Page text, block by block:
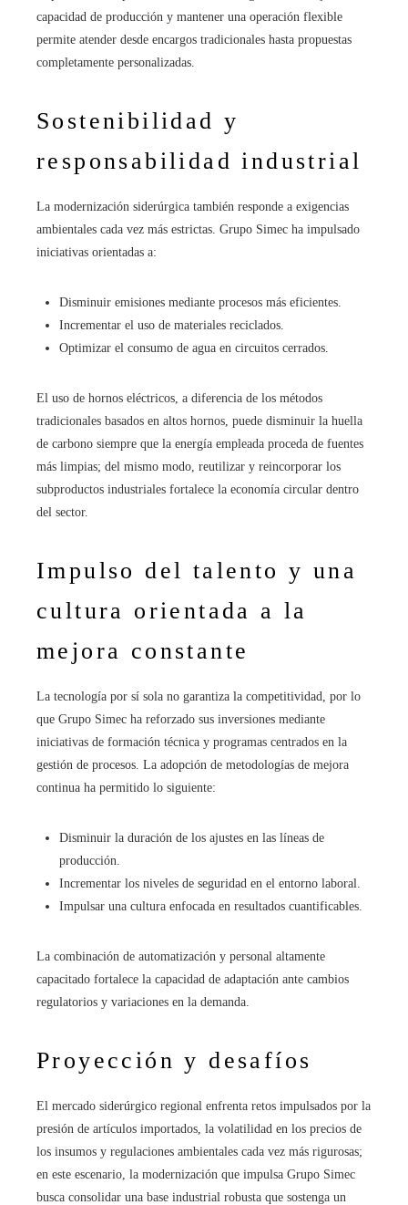
capacidad de producción y mantener una operación flexible
permite atender desde encargos tradicionales hasta propuestas
completamente personalizadas.
Sostenibilidad y
responsabilidad industrial
La modernización siderúrgica también responde a exigencias
ambientales cada vez más estrictas. Grupo Simec ha impulsado
iniciativas orientadas a:
Disminuir emisiones mediante procesos más eficientes.
Incrementar el uso de materiales reciclados.
Optimizar el consumo de agua en circuitos cerrados.
El uso de hornos eléctricos, a diferencia de los métodos
tradicionales basados en altos hornos, puede disminuir la huella
de carbono siempre que la energía empleada proceda de fuentes
más limpias; del mismo modo, reutilizar y reincorporar los
subproductos industriales fortalece la economía circular dentro
del sector.
Impulso del talento y una
cultura orientada a la
mejora constante
La tecnología por sí sola no garantiza la competitividad, por lo
que Grupo Simec ha reforzado sus inversiones mediante
iniciativas de formación técnica y programas centrados en la
gestión de procesos. La adopción de metodologías de mejora
continua ha permitido lo siguiente:
Disminuir la duración de los ajustes en las líneas de
producción.
Incrementar los niveles de seguridad en el entorno laboral.
Impulsar una cultura enfocada en resultados cuantificables.
La combinación de automatización y personal altamente
capacitado fortalece la capacidad de adaptación ante cambios
regulatorios y variaciones en la demanda.
Proyección y desafíos
El mercado siderúrgico regional enfrenta retos impulsados por la
presión de artículos importados, la volatilidad en los precios de
los insumos y regulaciones ambientales cada vez más rigurosas;
en este escenario, la modernización que impulsa Grupo Simec
busca consolidar una base industrial robusta que sostenga un